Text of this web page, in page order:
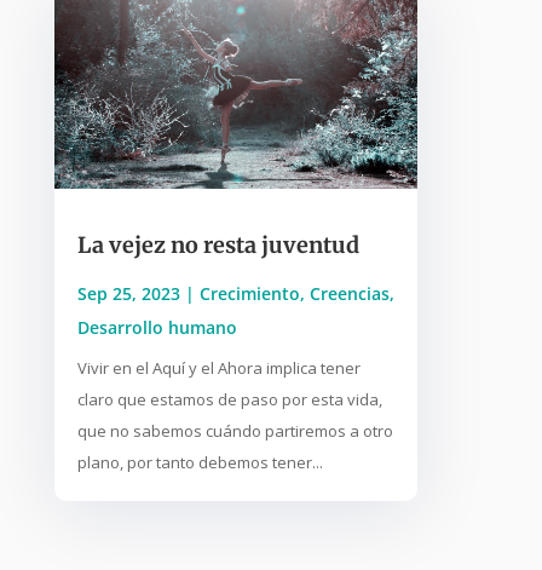
La vejez no resta juventud
Sep 25, 2023| Crecimiento, Creencias,
Desarrollo humano
Vivir en el Aquí y el Ahora implica tener
claro que estamos de paso por esta vida,
que no sabemos cuándo partiremos a otro
plano, por tanto debemos tener...